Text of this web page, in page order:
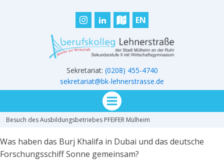
EN
Sekretariat: (0208) 455-4740
sekretariat@bk-lehnerstrasse.de
Besuch des Ausbildungsbetriebes PFEIFER Mülheim
Was haben das Burj Khalifa in Dubai und das deutsche
Forschungsschiff Sonne gemeinsam?